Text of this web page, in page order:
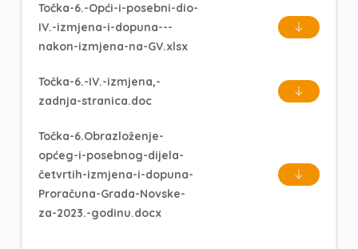
Točka-6.-Opći-i-posebni-dio-
IV.-izmjena-i-dopuna---
nakon-izmjena-na-GV.xlsx
Točka-6.-IV.-izmjena,-
zadnja-stranica.doc
Točka-6.Obrazloženje-
općeg-i-posebnog-dijela-
četvrtih-izmjena-i-dopuna-
Proračuna-Grada-Novske-
za-2023.-godinu.docx